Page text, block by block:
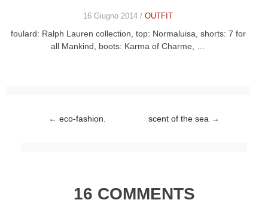
16 Giugno 2014 / OUTFIT
foulard: Ralph Lauren collection, top: Normaluisa, shorts: 7 for
all Mankind, boots: Karma of Charme, …
Post navigation
← eco-fashion. scent of the sea →
16 COMMENTS